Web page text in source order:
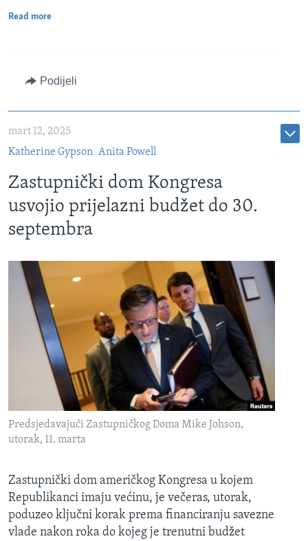
Read more
Podijeli
mart 12, 2025
Katherine Gypson Anita Powell
Zastupnički dom Kongresa
usvojio prijelazni budžet do 30.
septembra
Predsjedavajući Zastupničkog Doma Mike Johson,
utorak, 11. marta
Zastupnički dom američkog Kongresa u kojem
Republikanci imaju većinu, je večeras, utorak,
poduzeo ključni korak prema financiranju savezne
vlade nakon roka do kojeg je trenutni budžet